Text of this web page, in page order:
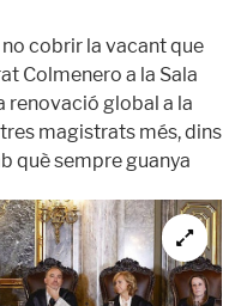
cobrir la vacant que
Colmenero a la Sala
renovació global a la
magistrats més, dins
què sempre guanya